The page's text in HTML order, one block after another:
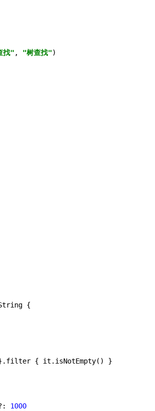
找" , "树查找")
{
{ it.isNotEmpty() }
1000